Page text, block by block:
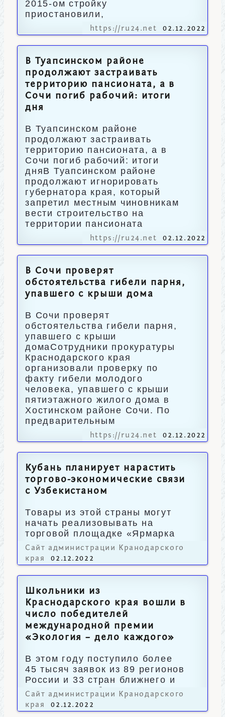
2015-ом стройку
приостановили,
https://ru24.net 02.12.2022
В Туапсинском районе
продолжают застраивать
территорию пансионата, а в
Сочи погиб рабочий: итоги
дня
В Туапсинском районе
продолжают застраивать
территорию пансионата, а в
Сочи погиб рабочий: итоги
дняВ Туапсинском районе
продолжают игнорировать
губернатора края, который
запретил местным чиновникам
вести строительство на
территории пансионата
https://ru24.net 02.12.2022
В Сочи проверят
обстоятельства гибели парня,
упавшего с крыши дома
В Сочи проверят
обстоятельства гибели парня,
упавшего с крыши
домаСотрудники прокуратуры
Краснодарского края
организовали проверку по
факту гибели молодого
человека, упавшего с крыши
пятиэтажного жилого дома в
Хостинском районе Сочи. По
предварительным
https://ru24.net 02.12.2022
Кубань планирует нарастить
торгово-экономические связи
с Узбекистаном
Товары из этой страны могут
начать реализовывать на
торговой площадке «Ярмарка
вкуса» в Краснодаре.
Сайт администрации Кранодарского
края
02.12.2022
Школьники из
Краснодарского края вошли в
число победителей
международной премии
«Экология – дело каждого»
В этом году поступило более
45 тысяч заявок из 89 регионов
России и 33 стран ближнего и
дальнего зарубежья.
Сайт администрации Кранодарского
края
02.12.2022